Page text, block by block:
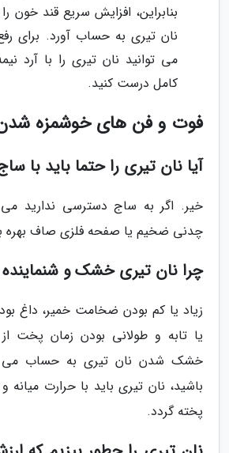
بنابراین، افزایش سریع قند خون
نان تیری به حساب آورد. برای
می توانید نان تیری را با آرد
کامل درست کنید.
فوت و فن های خوشمزه
آیا نان تیری را حتما باید با
خیر. اگر به ساج دسترسی ندارید می
چدنی ضخیم یا صفحه فلزی صاف بهره
چرا نان تیری خشک و
زیاد یا کم بودن ضخامت خمیر، داغ
یا تابه و طولانی بودن زمان پخت
خشک شدن نان تیری به حساب می
باشید، نان تیری باید با حرارت میانه
پخته گردد.